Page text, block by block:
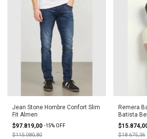
Jean Stone Hombre Confort Slim
Fit Almen
$97.819,00 -15% OFF
$115.080,80
Remera
Batista
$18.675,36